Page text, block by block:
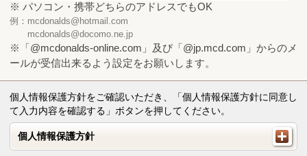
※ パソコン・携帯どちらのアドレスでもOK
例：mcdonalds@hotmail.com
mcdonalds@docomo.ne.jp
※「@mcdonalds-online.com」及び「@jp.mcd.com」からのメ
ールが受信出来るよう設定をお願いします。
個人情報保護方針をご確認いただき、「個人情報保護方針に同意し
て入力内容を確認する」ボタンを押してください。
個人情報保護方針